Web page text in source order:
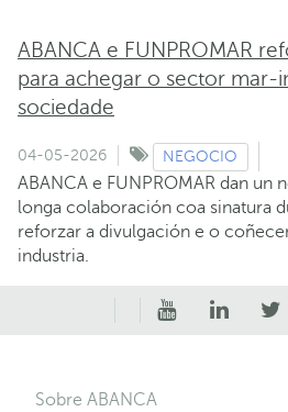
ABANCA e FUNPROMAR
para achegar o sector mar-
sociedade
04-05-2026 NEGOCIO
ABANCA e FUNPROMAR dan un
longa colaboración coa sinatura
reforzar a divulgación e o
industria.
Sobre ABANCA